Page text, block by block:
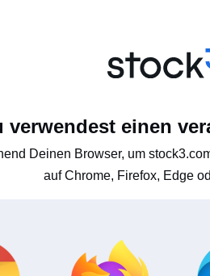
verwendest einen
Deinen Browser, um
auf Chrome, Firefox, Edge